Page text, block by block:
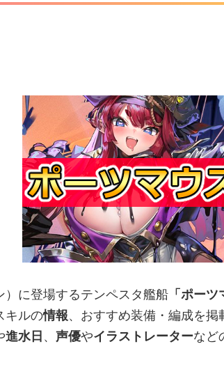
）に登場するテンペスタ艦船 「ポー
キルの情報、おすすめ装備・編成を
進水日 、 声優やイラストレーターなど